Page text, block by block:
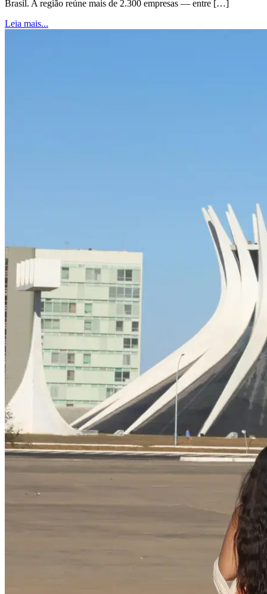
Brasil. A região reúne mais de 2.300 empresas — entre […]
Leia mais...